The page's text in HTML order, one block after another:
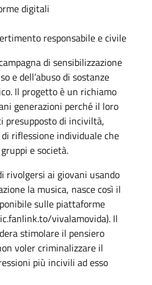
digitali
responsabile e civile
di sensibilizzazione
e dell’abuso di sostanze
Il progetto è un richiamo
generazioni perché il loro
di inciviltà,
riflessione individuale che
e società.
rivolgersi ai giovani usando
la musica, nasce così il
sulle piattaforme
vivalamovida). Il
stimolare il pensiero
voler criminalizzare il
più incivili ad esso